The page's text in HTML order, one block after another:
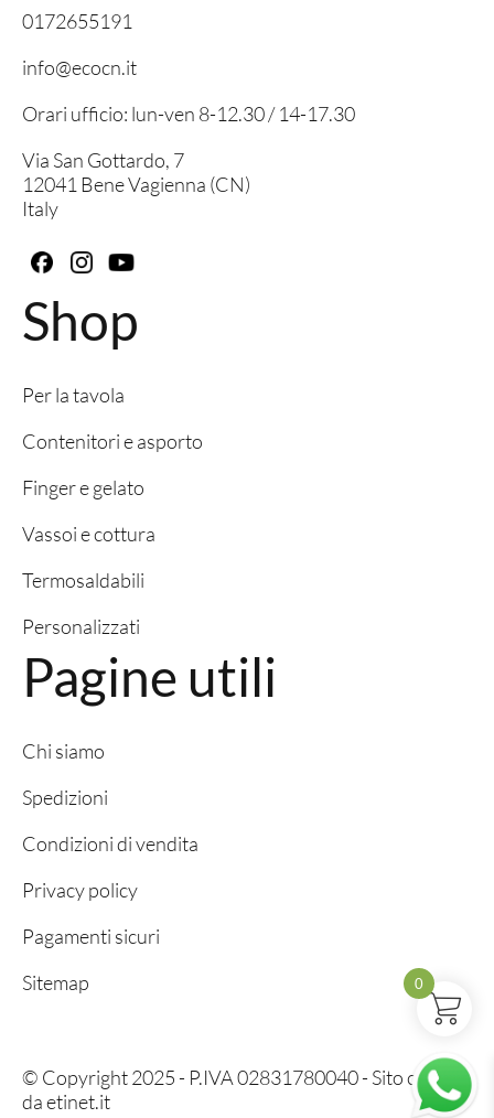
0172655191
info@ecocn.it
Orari ufficio: lun-ven 8-12.30 / 14-17.30
Via San Gottardo, 7
12041 Bene Vagienna (CN)
Italy
Shop
Per la tavola
Contenitori e asporto
Finger e gelato
Vassoi e cottura
Termosaldabili
Personalizzati
Pagine utili
Chi siamo
Spedizioni
Condizioni di vendita
Privacy policy
Pagamenti sicuri
Sitemap
© Copyright 2025 - P.IVA 02831780040 - Sito creato
daetinet.it
0